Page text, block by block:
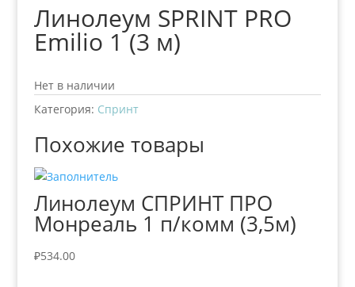
Линолеум SPRINT PRO
Emilio 1 (3 м)
Нет в наличии
Категория: Спринт
Похожие товары
Линолеум СПРИНТ ПРО
Монреаль 1 п/комм (3,5м)
₽534.00